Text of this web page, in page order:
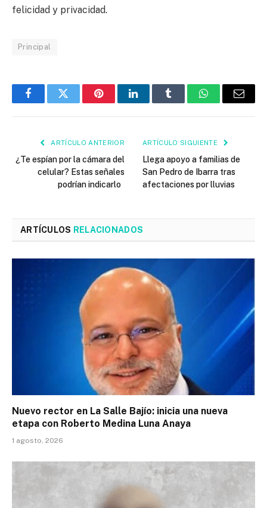
felicidad y privacidad.
Principal
FacebookTwitter PinterestLinkedInTumblr WhatsAppEmail
ARTÍCULO ANTERIOR
¿Te espían por la cámara del
celular? Estas señales
podrían indicarlo
ARTÍCULO SIGUIENTE
Llega apoyo a familias de
San Pedro de Ibarra tras
afectaciones por lluvias
ARTÍCULOS RELACIONADOS
Nuevo rector en La Salle Bajío: inicia una nueva
etapa con Roberto Medina Luna Anaya
1 agosto, 2026